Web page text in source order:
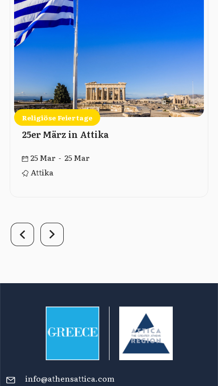
Religiöse Feiertage
25er März in Attika
25 Mar - 25 Mar
Attika
info@athensattica.com